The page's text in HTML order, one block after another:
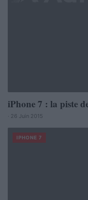
iPhone 7 : la piste
· 26 Juin 2015
IPHONE 7